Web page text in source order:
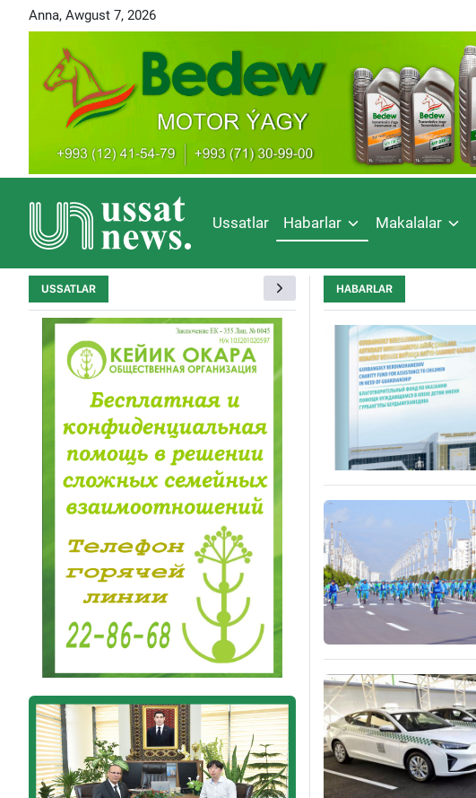
Anna, Awgust 7, 2026
Ussatlar Habarlar Makalalar
HABARLAR
USSATLAR